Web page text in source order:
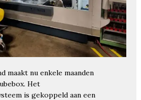
maakt nu enkele maanden
Het
is gekoppeld aan een